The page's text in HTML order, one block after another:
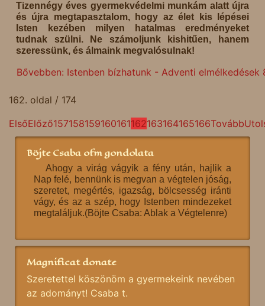
Tizennégy éves gyermekvédelmi munkám alatt újra
és újra megtapasztalom, hogy az élet kis lépései
Isten kezében milyen hatalmas eredményeket
tudnak szülni. Ne számoljunk kishitűen, hanem
szeressünk, és álmaink megvalósulnak!
Bővebben: Istenben bízhatunk - Adventi elmélkedések
162. oldal / 174
ElsőElőző157158159160161162163164165166Tovább
Böjte Csaba ofm gondolata
Ahogy a virág vágyik a fény után, hajlik a
Nap felé, bennünk is megvan a végtelen jóság,
szeretet, megértés, igazság, bölcsesség iránti
vágy, és az a szép, hogy Istenben mindezeket
megtaláljuk.(Böjte Csaba: Ablak a Végtelenre)
Magnificat donate
Szeretettel köszönöm a gyermekeink nevében
az adományt! Csaba t.